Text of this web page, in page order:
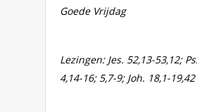
Goede Vrijdag
Lezingen: Jes. 52,13-53,12;
4,14-16; 5,7-9; Joh. 18,1-